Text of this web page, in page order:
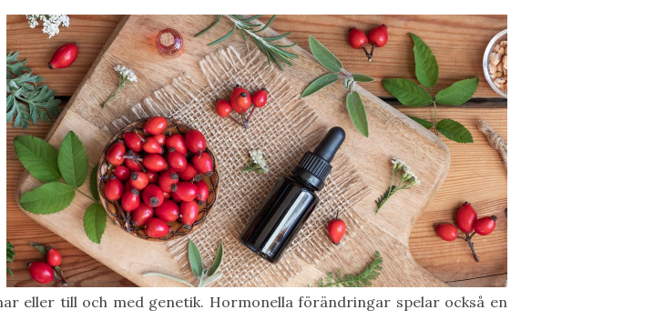
eller till och med genetik. Hormonella förändringar spelar också en